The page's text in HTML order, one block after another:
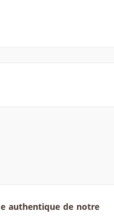
authentique de notre